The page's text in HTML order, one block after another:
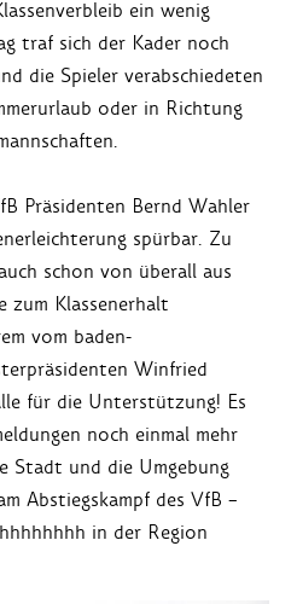
ein wenig
traf sich der Kader noch
die Spieler verabschiedeten
oder in Richtung
Präsidenten Bernd Wahler
spürbar. Zu
schon von überall aus
zum Klassenerhalt
vom baden-
Winfried
für die Unterstützung! Es
noch einmal mehr
Stadt und die Umgebung
Abstiegskampf des VfB –
in der Region